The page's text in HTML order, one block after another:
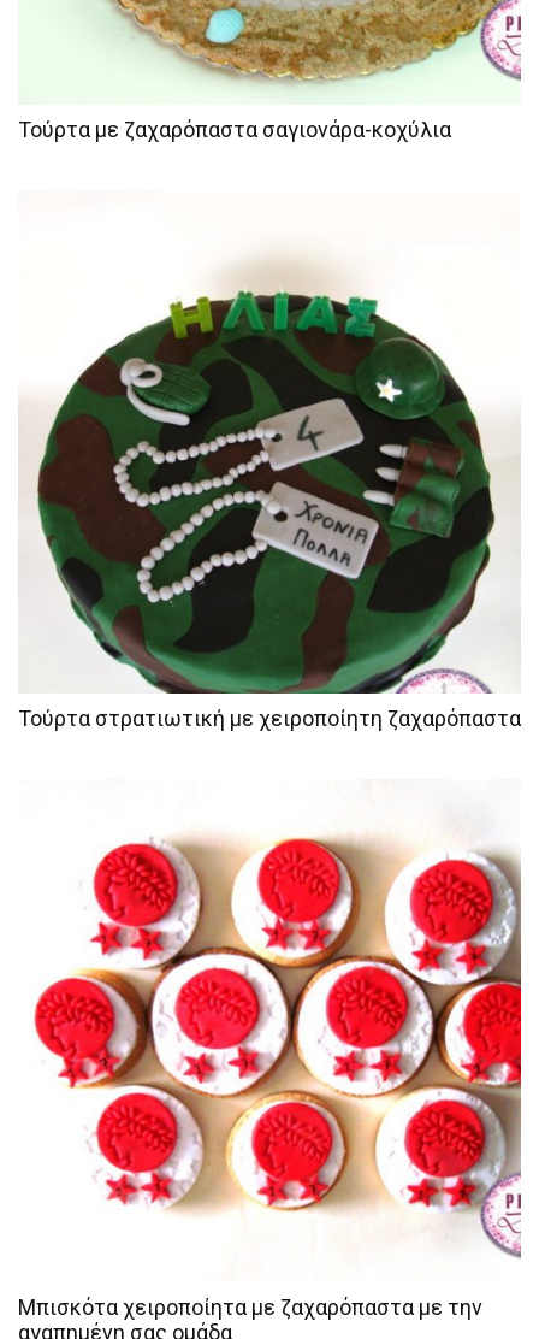
Τούρτα με ζαχαρόπαστα σαγιονάρα-κοχύλια
Τούρτα στρατιωτική με χειροποίητη ζαχαρόπαστα
Μπισκότα χειροποίητα με ζαχαρόπαστα με την
αγαπημένη σας ομάδα